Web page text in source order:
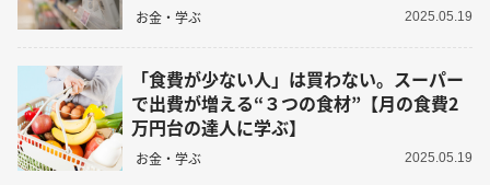
お金・学ぶ 2025.05.19
「食費が少ない人」は買わない。スーパー
で出費が増える“３つの食材”【月の食費2
万円台の達人に学ぶ】
お金・学ぶ 2025.05.19